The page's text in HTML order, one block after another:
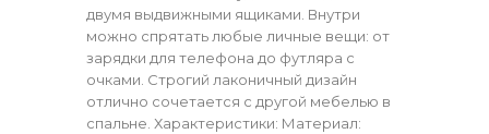
двумя выдвижными ящиками. Внутри
можно спрятать любые личные вещи: от
зарядки для телефона до футляра с
очками. Строгий лаконичный дизайн
отлично сочетается с другой мебелью в
спальне. Характеристики: Материал: